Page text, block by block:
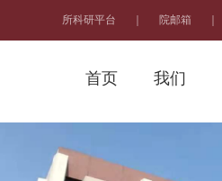
所科研平台 院邮箱
首页 我们